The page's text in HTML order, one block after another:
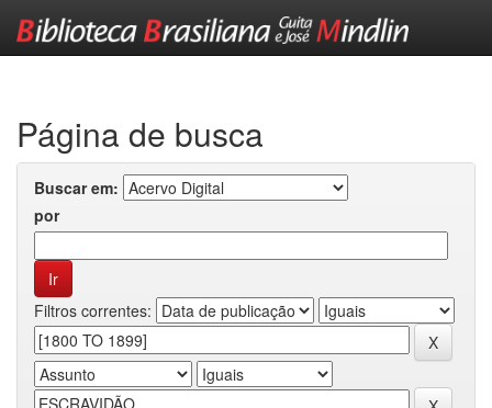
Página de busca
Buscar em:
por
Filtros correntes: